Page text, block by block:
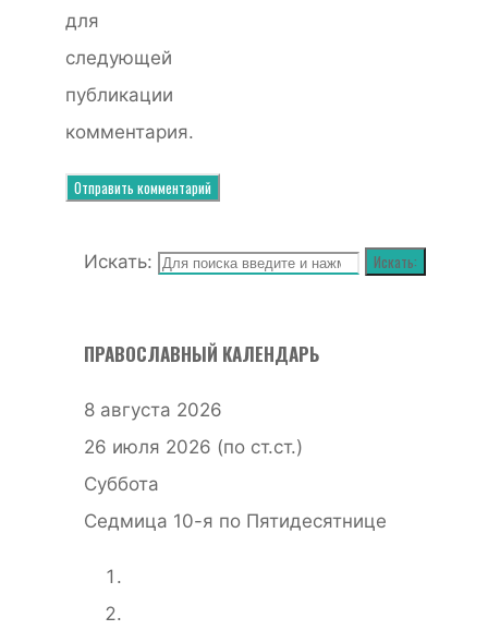
для
следующей
публикации
комментария.
Искать: Искать:
ПРАВОСЛАВНЫЙ КАЛЕНДАРЬ
8 августа 2026
26 июля 2026 (по ст.ст.)
Суббота
Седмица 10-я по Пятидесятнице